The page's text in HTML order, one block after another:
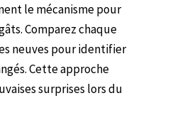
le mécanisme pour
Comparez chaque
neuves pour identifier
Cette approche
surprises lors du